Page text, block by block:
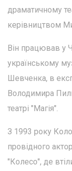
драматичному
керівництвом
Він працював у
українському
Шевченка, в
Володимира
театрі "Магія".
З 1993 року
провідного
"Колесо", де